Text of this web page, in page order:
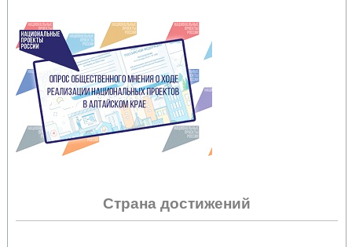
Страна достижений